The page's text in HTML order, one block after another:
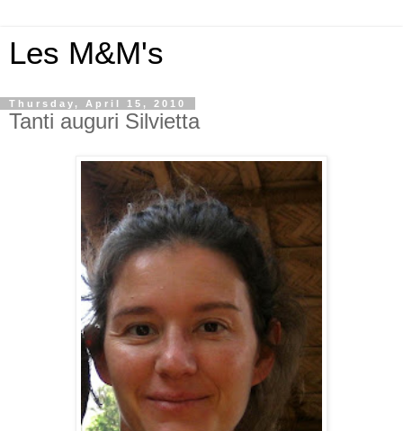
Les M&M's
Thursday, April 15, 2010
Tanti auguri Silvietta